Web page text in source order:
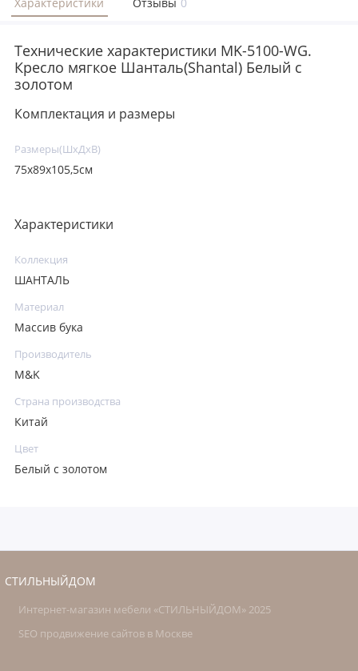
Технические характеристики MK-5100-WG.
Кресло мягкое Шанталь(Shantal) Белый с
золотом
Комплектация и размеры
Размеры(ШхДхВ)
75x89x105,5см
Характеристики
Коллекция
ШАНТАЛЬ
Материал
Массив бука
Производитель
M&K
Страна производства
Китай
Цвет
Белый с золотом
СТИЛЬНЫЙДОМ
Интернет-магазин мебели «СТИЛЬНЫЙДОМ» 2025
SEO продвижение сайтов в Москве